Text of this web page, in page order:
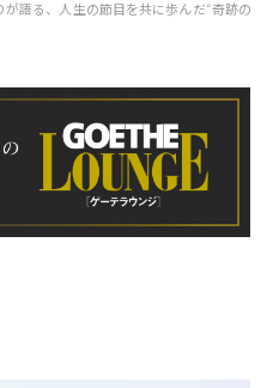
が語る、人生の節目を共に歩んだ“奇跡の